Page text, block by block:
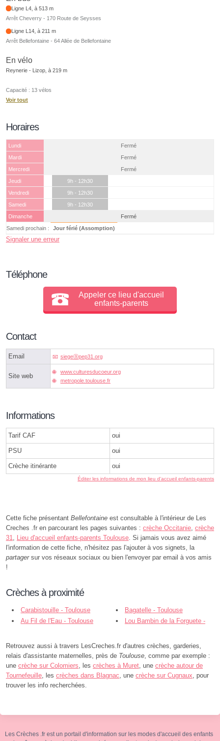
Ligne L4, à 513 m
Arrêt Cheverry - 170 Route de Seysses
Ligne L14, à 211 m
Arrêt Bellefontaine - 64 Allée de Bellefontaine
En vélo
Reynerie - Lizop, à 219 m
Capacité : 13 vélos
Voir tout
Horaires
Lundi
Fermé
Mardi
Fermé
Mercredi
Fermé
Jeudi
9h - 12h30
Vendredi
9h - 12h30
Samedi
9h - 12h30
Dimanche
Fermé
Samedi prochain :
Jour férié (Assomption)
Signaler une erreur
Téléphone
Appeler ce lieu d'accueil
enfants-parents
Contact
Email siegeⓐpep31.org
Site web
www.culturesducoeur.org
metropole.toulouse.fr
Informations
Tarif CAF oui
PSU oui
Crèche itinérante oui
Éditer les informations de mon lieu d'accueil enfants-parents
Cette fiche présentant Bellefontaine est consultable à l'intérieur de Les
Creches .fr en parcourant les pages suivantes : crèche Occitanie crèche
31
Lieu d'accueil enfants-parents Toulouse . Si jamais vous avez aimé
l'information de cette fiche, n'hésitez pas l'ajouter à vos signets, la
partagersur vos réseaux sociaux ou bien l'envoyer par email à vos amis
!
Crèches à proximité
Carabistouille - Toulouse
Bagatelle - Toulouse
Au Fil de l'Eau - Toulouse
Lou Bambin de la Forguete -
Retrouvez aussi à travers LesCreches.fr d'autres crèches, garderies,
relais d'assistante maternelles, près de Toulouse , comme par exemple :
une crèche sur Colomiers , les crèches à Muret , une crèche autour de
Tournefeuille , les crèches dans Blagnac , une crèche sur Cugnaux , pour
trouver les info recherchées.
Les Crèches .fr est un portail d'information sur les modes d'accueil des enfants